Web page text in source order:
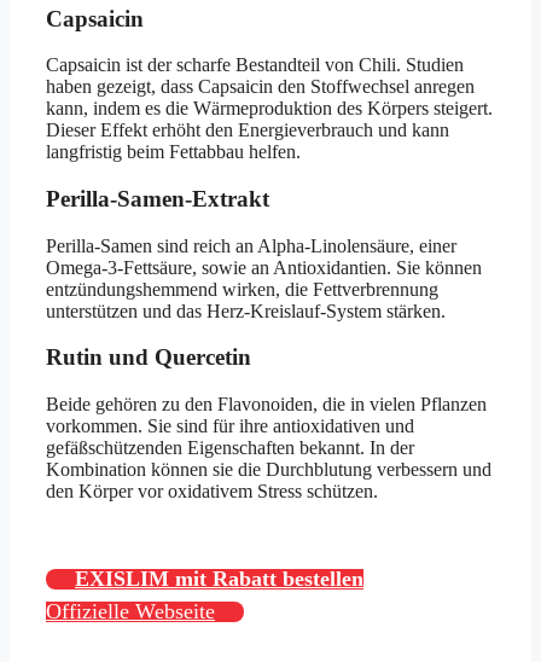
Capsaicin
Capsaicin ist der scharfe Bestandteil von Chili. Studien
haben gezeigt, dass Capsaicin den Stoffwechsel anregen
kann, indem es die Wärmeproduktion des Körpers steigert.
Dieser Effekt erhöht den Energieverbrauch und kann
langfristig beim Fettabbau helfen.
Perilla-Samen-Extrakt
Perilla-Samen sind reich an Alpha-Linolensäure, einer
Omega-3-Fettsäure, sowie an Antioxidantien. Sie können
entzündungshemmend wirken, die Fettverbrennung
unterstützen und das Herz-Kreislauf-System stärken.
Rutin und Quercetin
Beide gehören zu den Flavonoiden, die in vielen Pflanzen
vorkommen. Sie sind für ihre antioxidativen und
gefäßschützenden Eigenschaften bekannt. In der
Kombination können sie die Durchblutung verbessern und
den Körper vor oxidativem Stress schützen.
EXISLIM mit Rabatt bestellen
Offizielle Webseite